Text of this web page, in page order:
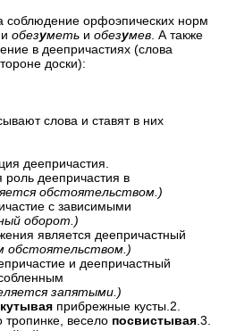
соблюдение орфоэпических норм
обезуметь и обезумев . А также
в деепричастиях (слова
доски):
слова и ставят в них
деепричастия.
роль деепричастия в
обстоятельством.)
с зависимыми
оборот.)
является деепричастный
обстоятельством.)
и деепричастный
запятыми.)
прибрежные кусты.2.
тропинке, весело посвистывая .3.